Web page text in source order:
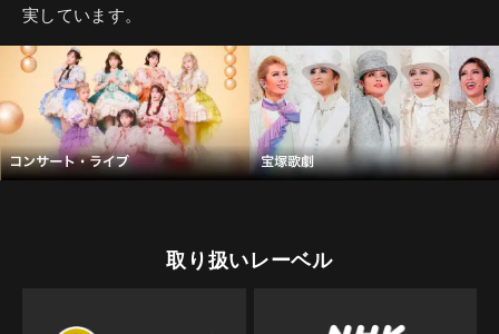
実しています。
取り扱いレーベル